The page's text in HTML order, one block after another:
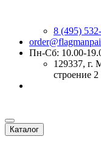
8 (495)
Пн-Сб: 10.00-
129337, г.
строение 2
Каталог